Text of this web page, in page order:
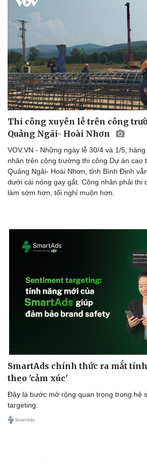
Sức khỏe
Dinh dưỡng - món ngon
Làm đẹp - giảm cân
Phòng mạch online
Đời
Thi công xuyên lễ trên công
Quảng Ngãi- Hoài Nhơn
VOV.VN - Những ngày lễ 30/4 và 1/5,
nhân trên công trường thi công Dự án cao
Quảng Ngãi- Hoài Nhơn, tỉnh Bình Định
dưới cái nóng gay gắt. Công nhân phải thi
làm sớm hơn, tối nghỉ muộn hơn.
SmartAds chính thức ra mắt
theo 'cảm xúc'
Đây là bước mở rộng quan trọng trong hệ
targeting.